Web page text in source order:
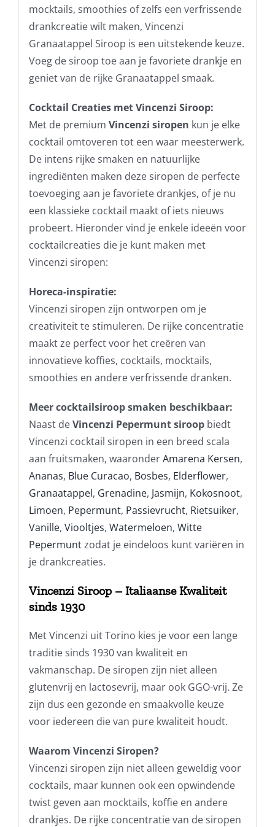
mocktails, smoothies of zelfs een verfrissende
drankcreatie wilt maken, Vincenzi
Granaatappel Siroop is een uitstekende keuze.
Voeg de siroop toe aan je favoriete drankje en
geniet van de rijke Granaatappel smaak.
Cocktail Creaties met Vincenzi Siroop:
Met de premium Vincenzi siropen kun je elke
cocktail omtoveren tot een waar meesterwerk.
De intens rijke smaken en natuurlijke
ingrediënten maken deze siropen de perfecte
toevoeging aan je favoriete drankjes, of je nu
een klassieke cocktail maakt of iets nieuws
probeert. Hieronder vind je enkele ideeën voor
cocktailcreaties die je kunt maken met
Vincenzi siropen:
Horeca-inspiratie:
Vincenzi siropen zijn ontworpen om je
creativiteit te stimuleren. De rijke concentratie
maakt ze perfect voor het creëren van
innovatieve koffies, cocktails, mocktails,
smoothies en andere verfrissende dranken.
Meer cocktailsiroop smaken beschikbaar:
Naast deVincenzi Pepermunt siroopbiedt
Vincenzi cocktail siropen in een breed scala
aan fruitsmaken, waaronderAmarena Kersen,
Ananas, Blue Curacao, Bosbes, Elderflower,
Granaatappel, Grenadine, Jasmijn, Kokosnoot,
Limoen, Pepermunt, Passievrucht, Rietsuiker,
Vanille, Viooltjes, Watermeloen, Witte
Pepermuntzodat je eindeloos kunt variëren in
je drankcreaties.
Vincenzi Siroop – Italiaanse Kwaliteit
sinds 1930
Met Vincenzi uit Torino kies je voor een lange
traditie sinds 1930 van kwaliteit en
vakmanschap. De siropen zijn niet alleen
glutenvrij en lactosevrij, maar ook GGO-vrij. Ze
zijn dus een gezonde en smaakvolle keuze
voor iedereen die van pure kwaliteit houdt.
Waarom Vincenzi Siropen?
Vincenzi siropen zijn niet alleen geweldig voor
cocktails, maar kunnen ook een opwindende
twist geven aan mocktails, koffie en andere
drankjes. De rijke concentratie van de siropen